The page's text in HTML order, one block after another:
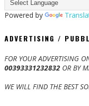
Powered by
ADVERTISING /
FOR YOUR ADVERTISING
00393331232832OR BY
WE WILL FIND THE BEST